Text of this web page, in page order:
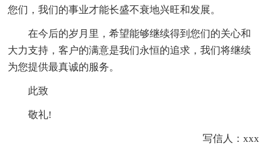
您们，我们的事业才能长盛不衰地兴旺和发展。
在今后的岁月里，希望能够继续得到您们的关心和
大力支持，客户的满意是我们永恒的追求，我们将继续
为您提供最真诚的服务。
此致
敬礼!
写信人：xxx